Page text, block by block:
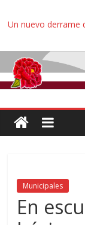
Un nuevo derrame
ahora pescadores
Pemex
Ángel, el joven
Ixtepec, Oaxaca
Familiares de
intelectuales de su
Alertan
Municipales
En